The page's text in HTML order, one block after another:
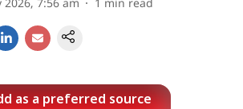
2026, 7:56 am 1 min read
as a preferred source